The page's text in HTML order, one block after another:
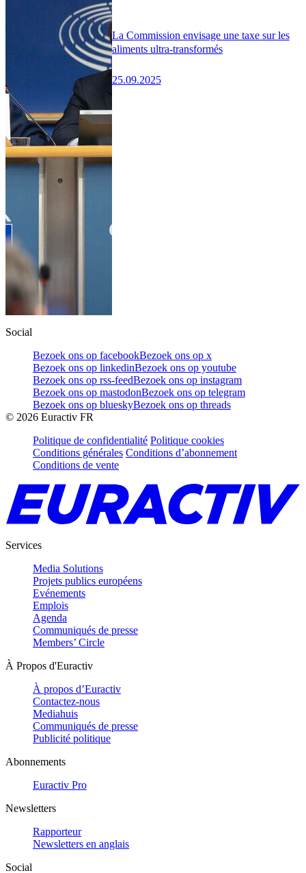
La Commission envisage une taxe sur les
aliments ultra-transformés
25.09.2025
Social
Bezoek ons op facebookBezoek ons op x
Bezoek ons op linkedinBezoek ons op youtube
Bezoek ons op rss-feedBezoek ons op instagram
Bezoek ons op mastodonBezoek ons op telegram
Bezoek ons op blueskyBezoek ons op threads
© 2026 Euractiv FR
Politique de confidentialité Politique cookies
Conditions générales Conditions d’abonnement
Conditions de vente
Services
Media Solutions
Projets publics européens
Evénements
Emplois
Agenda
Communiqués de presse
Members’ Circle
À Propos d'Euractiv
À propos d’Euractiv
Contactez-nous
Mediahuis
Communiqués de presse
Publicité politique
Abonnements
Euractiv Pro
Newsletters
Rapporteur
Newsletters en anglais
Social